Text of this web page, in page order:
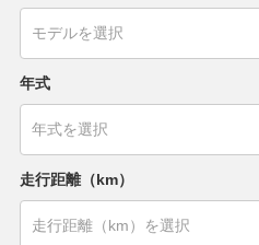
年式
走行距離（km）